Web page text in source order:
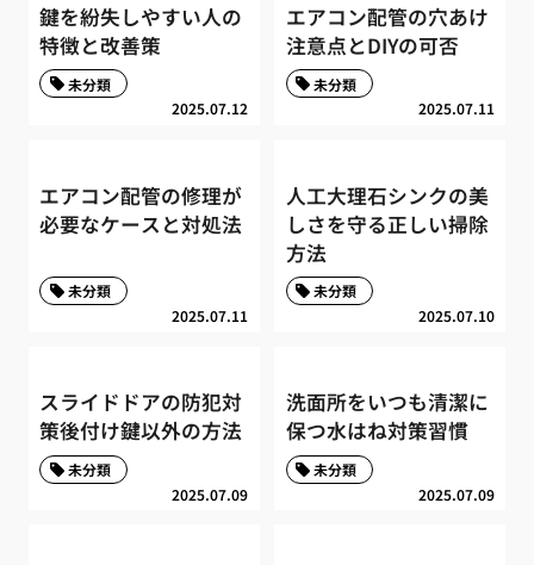
鍵を紛失しやすい人の
特徴と改善策
2025.07.12
未分類
エアコン配管の穴あけ
注意点とDIYの可否
2025.07.11
未分類
エアコン配管の修理が
必要なケースと対処法
2025.07.11
未分類
人工大理石シンクの美
しさを守る正しい掃除
方法
2025.07.10
未分類
スライドドアの防犯対
策後付け鍵以外の方法
2025.07.09
未分類
洗面所をいつも清潔に
保つ水はね対策習慣
2025.07.09
未分類